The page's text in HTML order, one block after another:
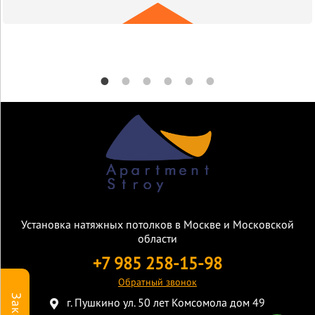
Установка натяжных потолков в Москве и Московской
области
+7 985 258-15-98
Обратный звонок
г. Пушкино ул. 50 лет Комсомола дом 49